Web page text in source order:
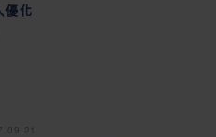
優化